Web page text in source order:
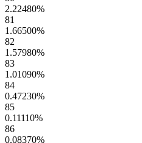
2.22480%
81
1.66500%
82
1.57980%
83
1.01090%
84
0.47230%
85
0.11110%
86
0.08370%